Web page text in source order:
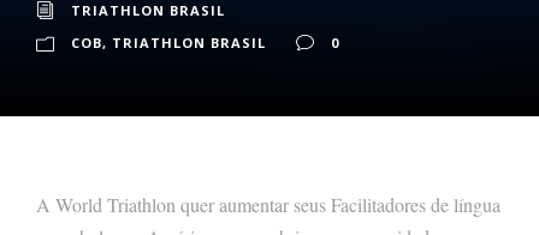
TRIATHLON BRASIL
COB, TRIATHLON BRASIL 0
A World Triathlon quer aumentar seus Facilitadores de língua